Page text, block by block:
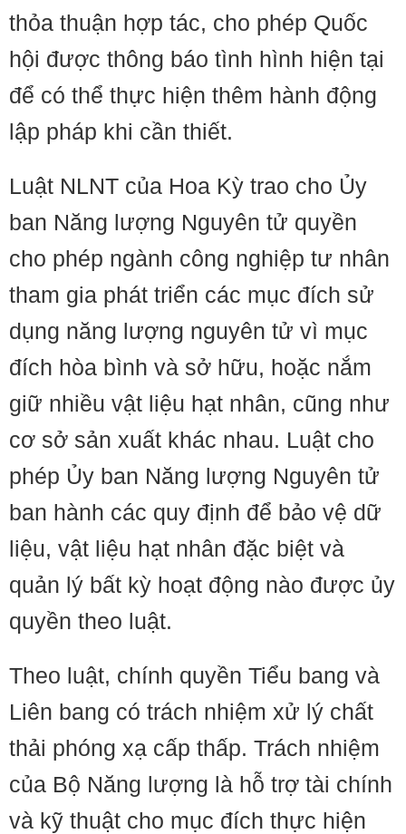
thỏa thuận hợp tác, cho phép Quốc
hội được thông báo tình hình hiện tại
để có thể thực hiện thêm hành động
lập pháp khi cần thiết.
Luật NLNT của Hoa Kỳ trao cho Ủy
ban Năng lượng Nguyên tử quyền
cho phép ngành công nghiệp tư nhân
tham gia phát triển các mục đích sử
dụng năng lượng nguyên tử vì mục
đích hòa bình và sở hữu, hoặc nắm
giữ nhiều vật liệu hạt nhân, cũng như
cơ sở sản xuất khác nhau. Luật cho
phép Ủy ban Năng lượng Nguyên tử
ban hành các quy định để bảo vệ dữ
liệu, vật liệu hạt nhân đặc biệt và
quản lý bất kỳ hoạt động nào được ủy
quyền theo luật.
Theo luật, chính quyền Tiểu bang và
Liên bang có trách nhiệm xử lý chất
thải phóng xạ cấp thấp. Trách nhiệm
của Bộ Năng lượng là hỗ trợ tài chính
và kỹ thuật cho mục đích thực hiện